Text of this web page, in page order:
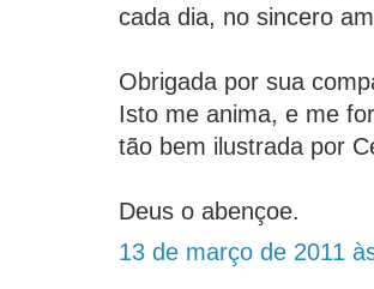
cada dia, no sincero
Obrigada por sua
Isto me anima, e me
tão bem ilustrada por
Deus o abençoe.
13 de março de 2011